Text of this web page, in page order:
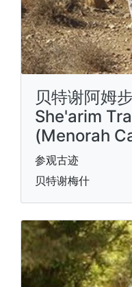
贝特谢阿姆
She'arim
(Menorah
参观古迹
贝特谢梅什